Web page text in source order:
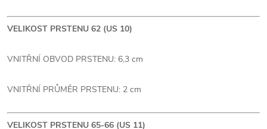
VELIKOST PRSTENU 62 (US 10)
VNITŘNÍ OBVOD PRSTENU: 6,3 cm
VNITŘNÍ PRŮMĚR PRSTENU: 2 cm
VELIKOST PRSTENU 65-66 (US 11)